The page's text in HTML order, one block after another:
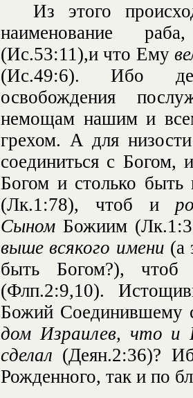
Из этого
наименование
(Ис.53:11),и что Ему
(Ис.49:6). Ибо
освобождения
немощам нашим и
грехом. А для
соединиться с Богом,
Богом и столько
(Лк.1:78), чтоб и
Сыном Божиим
выше всякого имени (а
быть Богом?),
(Флп.2:9,10).
Божий Соединившему
дом Израилев, что и
сделал (Деян.2:36)?
Рожденного, так и по